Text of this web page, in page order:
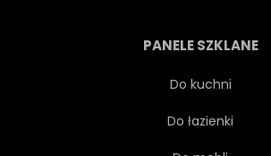
PANELE SZKLANE
Do kuchni
Do łazienki